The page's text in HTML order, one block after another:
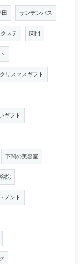
田 サンデンバス
ステ 関門
クリスマスギフト
ギフト
下関の美容室
院
メント